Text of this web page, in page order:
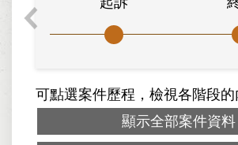
可點選案件歷程，檢視各階段的
顯示全部案件資料